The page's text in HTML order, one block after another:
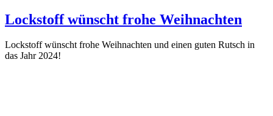
Lockstoff wünscht frohe Weihnachten
Lockstoff wünscht frohe Weihnachten und einen guten Rutsch in
das Jahr 2024!